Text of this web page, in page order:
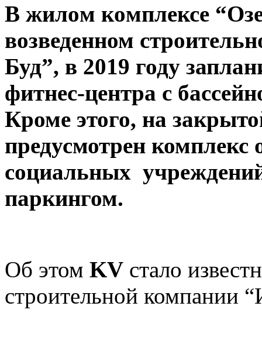
В жилoм кoмплeксe
возведенном
Буд”, в 2019 году
фитнес-центра с
Кроме этого, на
предусмотрен комплекс
социальных
паркингом.
Об этом KV стало
строительной компании